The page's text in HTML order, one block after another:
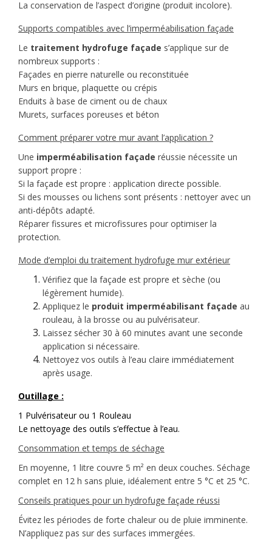
La conservation de l’aspect d’origine (produit incolore).
Supports compatibles avec l’imperméabilisation façade
Le traitement hydrofuge façade s’applique sur de
nombreux supports :
Façades en pierre naturelle ou reconstituée
Murs en brique, plaquette ou crépis
Enduits à base de ciment ou de chaux
Murets, surfaces poreuses et béton
Comment préparer votre mur avant l’application ?
Une imperméabilisation façade réussie nécessite un
support propre :
Si la façade est propre : application directe possible.
Si des mousses ou lichens sont présents : nettoyer avec un
anti-dépôts adapté.
Réparer fissures et microfissures pour optimiser la
protection.
Mode d’emploi du traitement hydrofuge mur extérieur
Vérifiez que la façade est propre et sèche (ou
légèrement humide).
Appliquez le produit imperméabilisant façade au
rouleau, à la brosse ou au pulvérisateur.
Laissez sécher 30 à 60 minutes avant une seconde
application si nécessaire.
Nettoyez vos outils à l’eau claire immédiatement
après usage.
Outillage :
1 Pulvérisateur ou 1 Rouleau
Le nettoyage des outils s’effectue à l’eau.
Consommation et temps de séchage
En moyenne, 1 litre couvre 5 m² en deux couches. Séchage
complet en 12 h sans pluie, idéalement entre 5 °C et 25 °C.
Conseils pratiques pour un hydrofuge façade réussi
Évitez les périodes de forte chaleur ou de pluie imminente.
N’appliquez pas sur des surfaces immergées.